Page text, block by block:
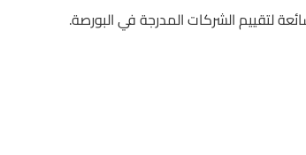
لتقييم الشركات المدرجة في البورصة.